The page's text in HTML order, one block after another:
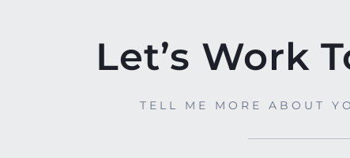
Let’s Work
TELL ME MORE ABOUT